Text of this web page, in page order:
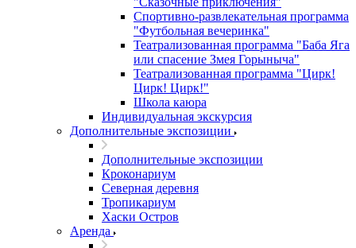
Спортивно-развлекательная программа
"Футбольная вечеринка"
Театрализованная программа "Баба Яга
или спасение Змея Горыныча"
Театрализованная программа "Цирк!
Цирк! Цирк!"
Школа каюра
Индивидуальная экскурсия
Дополнительные экспозиции
Дополнительные экспозиции
Кроконариум
Северная деревня
Тропикариум
Хаски Остров
Аренда